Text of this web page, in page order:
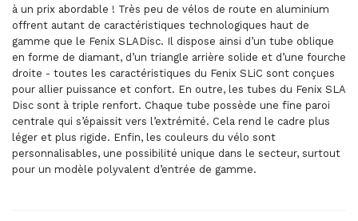
à un prix abordable ! Très peu de vélos de route en aluminium
offrent autant de caractéristiques technologiques haut de
gamme que le Fenix SLADisc. Il dispose ainsi d’un tube oblique
en forme de diamant, d’un triangle arrière solide et d’une fourche
droite - toutes les caractéristiques du Fenix SLiC sont conçues
pour allier puissance et confort. En outre, les tubes du Fenix SLA
Disc sont à triple renfort. Chaque tube possède une fine paroi
centrale qui s’épaissit vers l’extrémité. Cela rend le cadre plus
léger et plus rigide. Enfin, les couleurs du vélo sont
personnalisables, une possibilité unique dans le secteur, surtout
pour un modèle polyvalent d’entrée de gamme.